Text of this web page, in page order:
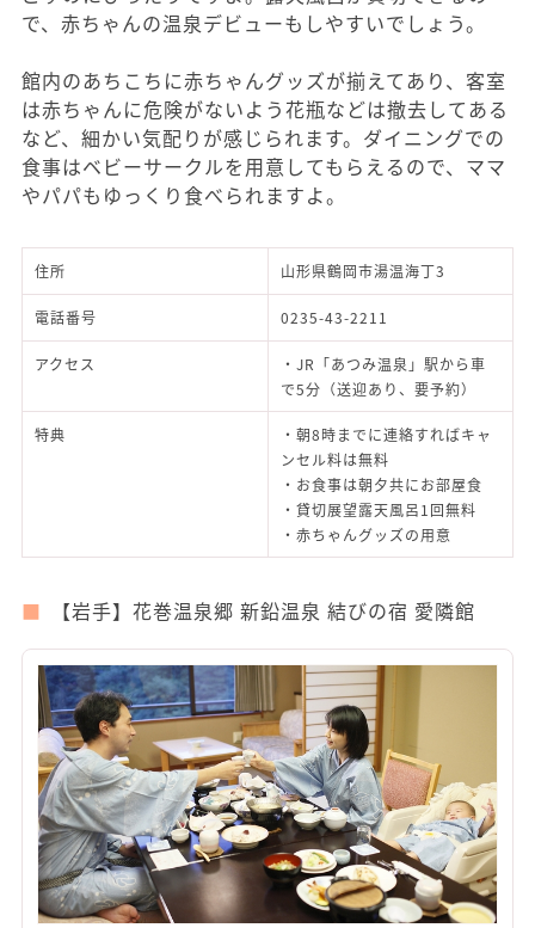
で、赤ちゃんの温泉デビューもしやすいでしょう。
館内のあちこちに赤ちゃんグッズが揃えてあり、客室
は赤ちゃんに危険がないよう花瓶などは撤去してある
など、細かい気配りが感じられます。ダイニングでの
食事はベビーサークルを用意してもらえるので、ママ
やパパもゆっくり食べられますよ。
住所 山形県鶴岡市湯温海丁3
電話番号 0235-43-2211
アクセス
・JR「あつみ温泉」駅から車
で5分（送迎あり、要予約）
特典
・朝8時までに連絡すればキャ
ンセル料は無料
・お食事は朝夕共にお部屋食
・貸切展望露天風呂1回無料
・赤ちゃんグッズの用意
【岩手】花巻温泉郷 新鉛温泉 結びの宿 愛隣館